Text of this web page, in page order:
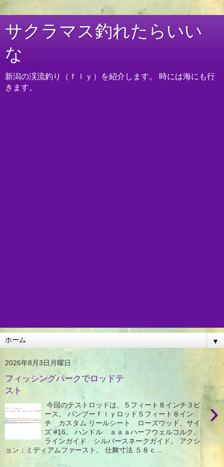
サクラマス釣れたらいい
な
新潟の渓流釣り（ｆｌｙ）を紹介します。 時には海にも行
きます。
▼
2026年8月3日月曜日
フィッシングパークでロッドテ
スト
›
今回のテストロッドは、５フィート８インチ３ピ
ース。 バンブーｆｌｙロッド５フィート８イン
チ カスタム リールシート ローズウッド、サイ
ズ #16。 ハンドル ａａａハーフウェルコルク。
ラインガイド シルバースネークガイド。 アクシ
ョン：ミディアムファースト。 仕舞寸法 ５８ｃ...